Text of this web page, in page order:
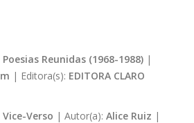
Poesias Reunidas (1968-1988) |
| Editora(s): EDITORA CLARO
Vice-Verso | Autor(a): Alice Ruiz |